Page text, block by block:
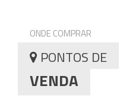
ONDE COMPRAR
PONTOS DE
VENDA